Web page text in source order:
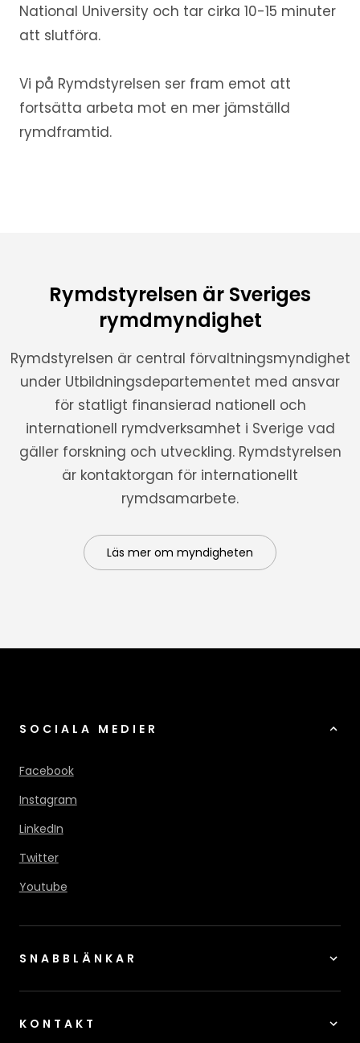
National University och tar cirka 10-15 minuter
att slutföra.
Vi på Rymdstyrelsen ser fram emot att
fortsätta arbeta mot en mer jämställd
rymdframtid.
Rymdstyrelsen är Sveriges
rymdmyndighet
Rymdstyrelsen är central förvaltningsmyndighet
under Utbildningsdepartementet med ansvar
för statligt finansierad nationell och
internationell rymdverksamhet i Sverige vad
gäller forskning och utveckling. Rymdstyrelsen
är kontaktorgan för internationellt
rymdsamarbete.
Läs mer om myndigheten
SOCIALA MEDIER
Facebook
Instagram
LinkedIn
Twitter
Youtube
SNABBLÄNKAR
KONTAKT